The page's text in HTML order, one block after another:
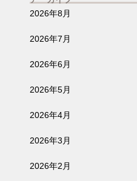
2026年8月
2026年7月
2026年6月
2026年5月
2026年4月
2026年3月
2026年2月